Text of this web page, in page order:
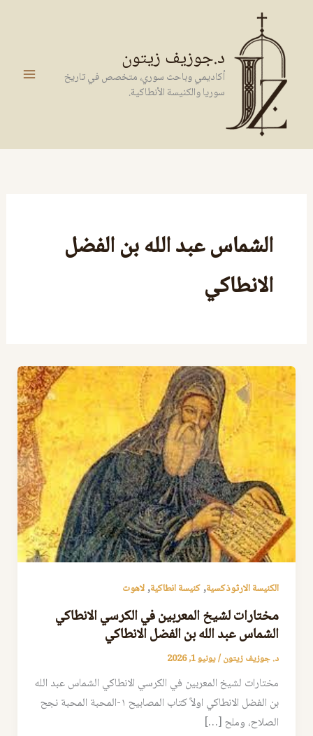
المحتوى
د.جوزيف زيتون
أكاديمي وباحث سوري، متخصص في تاريخ
سوريا والكنيسة الأنطاكية.
الشماس عبد الله بن الفضل
الانطاكي
الكنيسة الارثوذكسية,كنيسة انطاكية,لاهوت
مختارات لشيخ المعربين في الكرسي الانطاكي
الشماس عبد الله بن الفضل الانطاكي
د. جوزيف زيتون/يونيو 1, 2026
مختارات لشيخ المعربين في الكرسي الانطاكي الشماس عبد الله
بن الفضل الانطاكي اولاً كتاب المصابيح ١-المحبة المحبة نجح
الصلاح، وملح […]